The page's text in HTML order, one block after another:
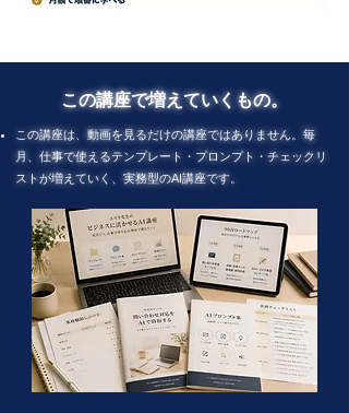
この講座で増えていくもの。
この講座は、動画を見るだけの講座ではありません。毎
月、仕事で使えるテンプレート・プロンプト・チェックリ
ストが増えていく、実務型のAI講座です。